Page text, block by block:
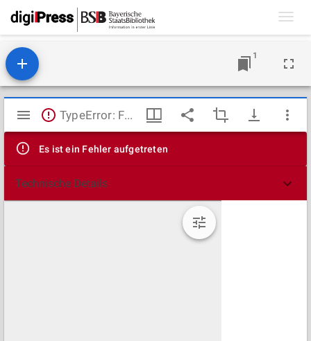
1
Mirador
Viewer
TypeError: Failed to fetch
Es ist ein Fehler aufgetreten
Technische Details